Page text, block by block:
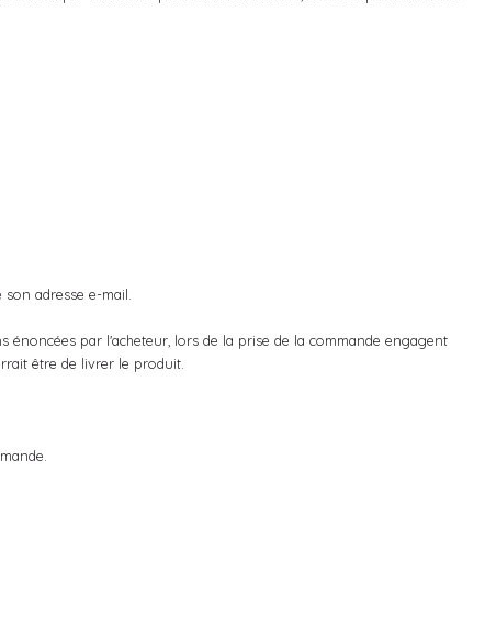
adresse e-mail.
par l'acheteur, lors de la prise de la commande engagent
être de livrer le produit.